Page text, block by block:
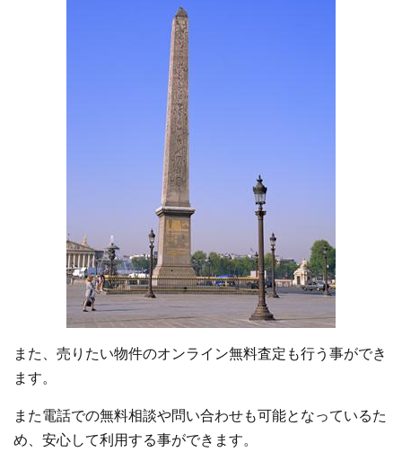
また、売りたい物件のオンライン無料査定も行う事ができ
ます。
また電話での無料相談や問い合わせも可能となっているた
め、安心して利用する事ができます。